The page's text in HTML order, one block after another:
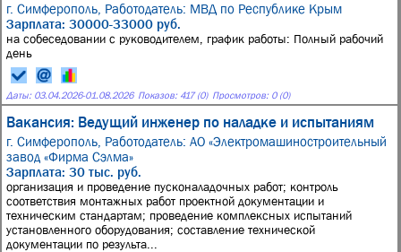
г. Симферополь, Работодатель: МВД по Республике Крым
Зарплата: 30000-33000 руб.
на собеседовании с руководителем, график работы: Полный рабочий
день
Даты: 03.04.2026-01.08.2026 Показов: 417 (0) Просмотров: 0 (0)
Вакансия: Ведущий инженер по наладке и испытаниям
г. Симферополь, Работодатель: АО «Электромашиностроительный
завод «Фирма Сэлма»
Зарплата: 30 тыс. руб.
организация и проведение пусконаладочных работ; контроль
соответствия монтажных работ проектной документации и
техническим стандартам; проведение комплексных испытаний
установленного оборудования; составление технической
документации по результа...